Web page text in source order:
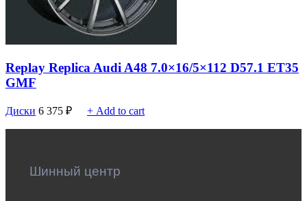
Replay Replica Audi A48 7.0×16/5×112 D57.1 ET35
GMF
Диски 6 375 ₽ + Add to cart
Шинный центр